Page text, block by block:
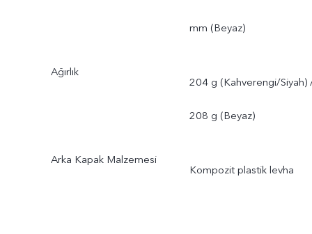
mm (Beyaz)
Ağırlık
204 g (Kahverengi/Siyah)
208 g (Beyaz)
Arka Kapak Malzemesi
Kompozit plastik levha